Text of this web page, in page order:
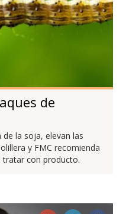
de
la soja, elevan las
y FMC recomienda
con producto.